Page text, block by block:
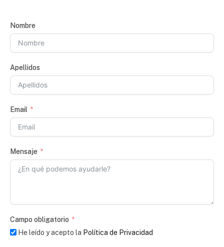
Nombre
Apellidos
Email
Mensaje
Campo obligatorio
He leído y acepto la Política de Privacidad